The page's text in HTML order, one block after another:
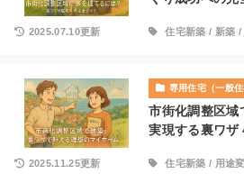
2025.07.10更新 住宅新築 / 新築 /
専用住宅（一般住
市街化調整区域
実現する裏ワザ
2025.11.25更新 住宅新築 / 用途